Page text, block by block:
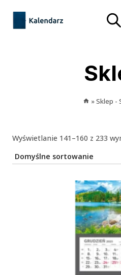
treści
treści
»Sklep -
Wyświetlanie 141–160 z 233